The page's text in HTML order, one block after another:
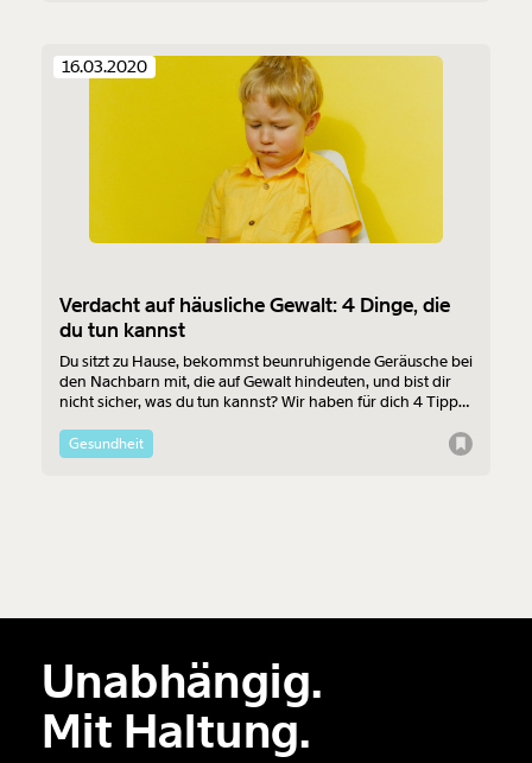
16.03.2020
Verdacht auf häusliche Gewalt: 4 Dinge, die
du tun kannst
Du sitzt zu Hause, bekommst beunruhigende Geräusche bei
den Nachbarn mit, die auf Gewalt hindeuten, und bist dir
nicht sicher, was du tun kannst? Wir haben für dich 4 Tipps
Gewalt tun kannst.
Gesundheit
Unabhängig.
Mit Haltung.